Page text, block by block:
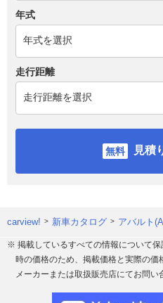
年式
走行距離
見積
carview! 新車カタログ アバルト
※ 掲載しているすべての情報について
時の価格のため、掲載価格と実際の価
メーカーまたは取扱販売店にてお問い